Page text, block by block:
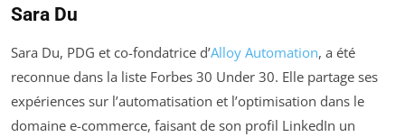
Sara Du
Sara Du, PDG et co-fondatrice d’Alloy Automation, a été
reconnue dans la liste Forbes 30 Under 30. Elle partage ses
expériences sur l’automatisation et l’optimisation dans le
domaine e-commerce, faisant de son profil LinkedIn un